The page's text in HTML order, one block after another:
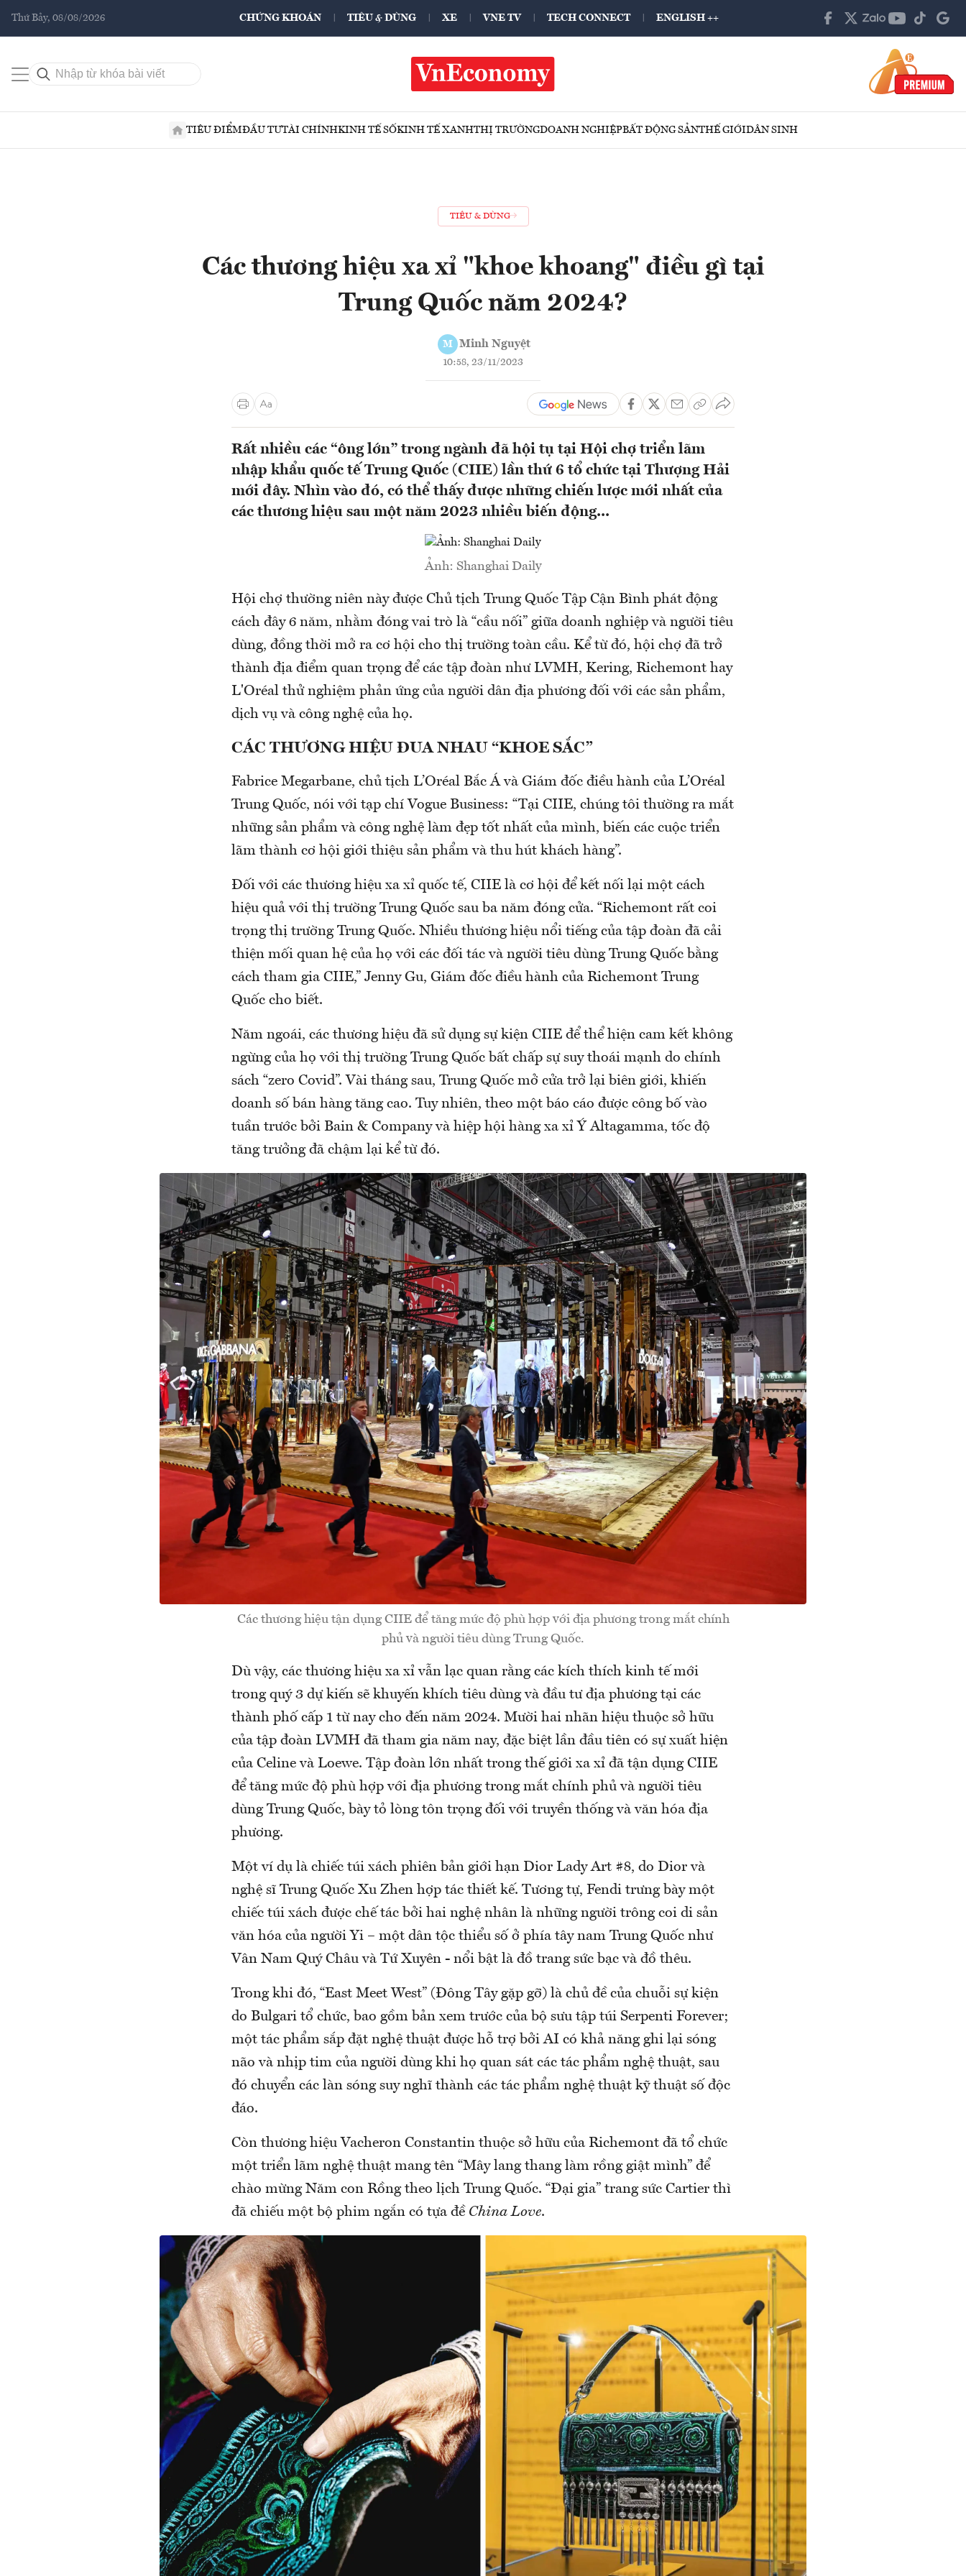
Thứ Bảy, 08/08/2026 CHỨNG KHOÁN TIÊU & DÙNG XE VNE TV TECH CONNECT ENGLISH ++
TIÊU ĐIỂMĐẦU TƯTÀI CHÍNHKINH TẾ SỐKINH TẾ XANHTHỊ TRƯỜNGDOANH NGHIỆPBẤT ĐỘNG SẢNTHẾ GIỚIDÂN SINH
TIÊU & DÙNG
Các thương hiệu xa xỉ "khoe khoang" điều gì tại
Trung Quốc năm 2024?
M Minh Nguyệt
10:58, 23/11/2023
Rất nhiều các “ông lớn” trong ngành đã hội tụ tại Hội chợ triển lãm
nhập khẩu quốc tế Trung Quốc (CIIE) lần thứ 6 tổ chức tại Thượng Hải
mới đây. Nhìn vào đó, có thể thấy được những chiến lược mới nhất của
các thương hiệu sau một năm 2023 nhiều biến động...
Ảnh: Shanghai Daily
Hội chợ thường niên này được Chủ tịch Trung Quốc Tập Cận Bình phát động
cách đây 6 năm, nhằm đóng vai trò là “cầu nối” giữa doanh nghiệp và người tiêu
dùng, đồng thời mở ra cơ hội cho thị trường toàn cầu. Kể từ đó, hội chợ đã trở
thành địa điểm quan trọng để các tập đoàn như LVMH, Kering, Richemont hay
L'Oréal thử nghiệm phản ứng của người dân địa phương đối với các sản phẩm,
dịch vụ và công nghệ của họ.
CÁC THƯƠNG HIỆU ĐUA NHAU “KHOE SẮC”
Fabrice Megarbane, chủ tịch L’Oréal Bắc Á và Giám đốc điều hành của L’Oréal
Trung Quốc, nói với tạp chí Vogue Business: “Tại CIIE, chúng tôi thường ra mắt
những sản phẩm và công nghệ làm đẹp tốt nhất của mình, biến các cuộc triển
lãm thành cơ hội giới thiệu sản phẩm và thu hút khách hàng”.
Đối với các thương hiệu xa xỉ quốc tế, CIIE là cơ hội để kết nối lại một cách
hiệu quả với thị trường Trung Quốc sau ba năm đóng cửa. “Richemont rất coi
trọng thị trường Trung Quốc. Nhiều thương hiệu nổi tiếng của tập đoàn đã cải
thiện mối quan hệ của họ với các đối tác và người tiêu dùng Trung Quốc bằng
cách tham gia CIIE,” Jenny Gu, Giám đốc điều hành của Richemont Trung
Quốc cho biết.
Năm ngoái, các thương hiệu đã sử dụng sự kiện CIIE để thể hiện cam kết không
ngừng của họ với thị trường Trung Quốc bất chấp sự suy thoái mạnh do chính
sách “zero Covid”. Vài tháng sau, Trung Quốc mở cửa trở lại biên giới, khiến
doanh số bán hàng tăng cao. Tuy nhiên, theo một báo cáo được công bố vào
tuần trước bởi Bain & Company và hiệp hội hàng xa xỉ Ý Altagamma, tốc độ
tăng trưởng đã chậm lại kể từ đó.
Các thương hiệu tận dụng CIIE để tăng mức độ phù hợp với địa phương trong mắt chính
phủ và người tiêu dùng Trung Quốc.
Dù vậy, các thương hiệu xa xỉ vẫn lạc quan rằng các kích thích kinh tế mới
trong quý 3 dự kiến sẽ khuyến khích tiêu dùng và đầu tư địa phương tại các
thành phố cấp 1 từ nay cho đến năm 2024. Mười hai nhãn hiệu thuộc sở hữu
của tập đoàn LVMH đã tham gia năm nay, đặc biệt lần đầu tiên có sự xuất hiện
của Celine và Loewe. Tập đoàn lớn nhất trong thế giới xa xỉ đã tận dụng CIIE
để tăng mức độ phù hợp với địa phương trong mắt chính phủ và người tiêu
dùng Trung Quốc, bày tỏ lòng tôn trọng đối với truyền thống và văn hóa địa
phương.
Một ví dụ là chiếc túi xách phiên bản giới hạn Dior Lady Art #8, do Dior và
nghệ sĩ Trung Quốc Xu Zhen hợp tác thiết kế. Tương tự, Fendi trưng bày một
chiếc túi xách được chế tác bởi hai nghệ nhân là những người trông coi di sản
văn hóa của người Yi – một dân tộc thiểu số ở phía tây nam Trung Quốc như
Vân Nam Quý Châu và Tứ Xuyên - nổi bật là đồ trang sức bạc và đồ thêu.
Trong khi đó, “East Meet West” (Đông Tây gặp gỡ) là chủ đề của chuỗi sự kiện
do Bulgari tổ chức, bao gồm bản xem trước của bộ sưu tập túi Serpenti Forever;
một tác phẩm sắp đặt nghệ thuật được hỗ trợ bởi AI có khả năng ghi lại sóng
não và nhịp tim của người dùng khi họ quan sát các tác phẩm nghệ thuật, sau
đó chuyển các làn sóng suy nghĩ thành các tác phẩm nghệ thuật kỹ thuật số độc
đáo.
Còn thương hiệu Vacheron Constantin thuộc sở hữu của Richemont đã tổ chức
một triển lãm nghệ thuật mang tên “Mây lang thang làm rồng giật mình” để
chào mừng Năm con Rồng theo lịch Trung Quốc. “Đại gia” trang sức Cartier thì
đã chiếu một bộ phim ngắn có tựa đề China Love.